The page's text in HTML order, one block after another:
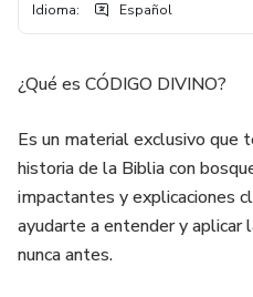
Idioma: Español
¿Qué es CÓDIGO DIVINO?
Es un material exclusivo que
historia de la Biblia con
impactantes y explicaciones
ayudarte a entender y aplicar
nunca antes.